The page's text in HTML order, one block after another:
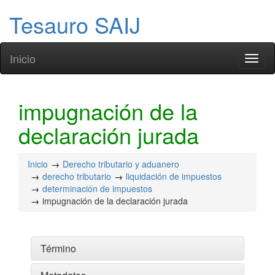
Tesauro SAIJ
Inicio
impugnación de la
declaración jurada
Inicio
Derecho tributario y aduanero
derecho tributario
liquidación de impuestos
determinación de impuestos
impugnación de la declaración jurada
Término